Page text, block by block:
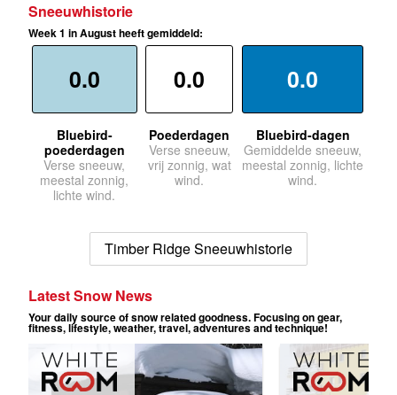
Sneeuwhistorie
Week 1 in August heeft gemiddeld:
0.0
Bluebird-
poederdagen
Verse sneeuw,
meestal zonnig,
lichte wind.
0.0
Poederdagen
Verse sneeuw,
vrij zonnig, wat
wind.
0.0
Bluebird-dagen
Gemiddelde sneeuw,
meestal zonnig, lichte
wind.
Timber Ridge Sneeuwhistorie